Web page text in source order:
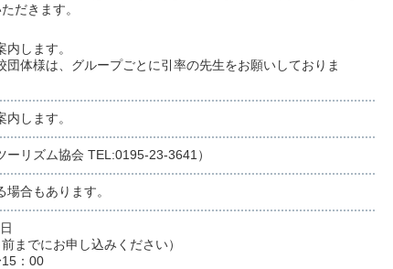
だきます。
します。
団体様は、グループごとに引率の先⽣をお願いしておりま
します。
リズム協会 TEL:0195-23-3641）
合もあります。
までにお申し込みください）
：00